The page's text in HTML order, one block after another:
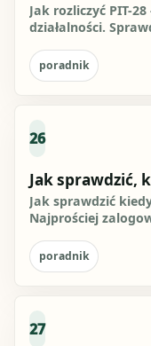
Jak rozliczyć PIT-
działalności.
poradnik
26
Jak sprawdzić,
Jak sprawdzić
Najprościej
poradnik
27